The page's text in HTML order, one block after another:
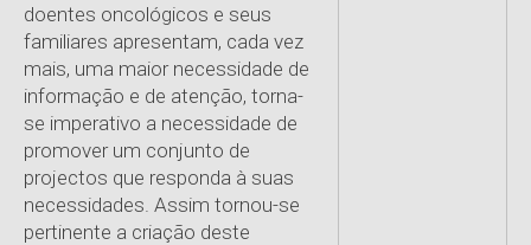
doentes oncológicos e seus
familiares apresentam, cada vez
mais, uma maior necessidade de
informação e de atenção, torna-
se imperativo a necessidade de
promover um conjunto de
projectos que responda à suas
necessidades. Assim tornou-se
pertinente a criação deste